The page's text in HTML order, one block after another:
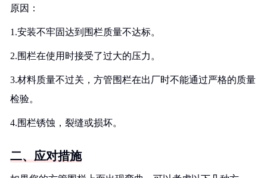
原因：
1.安装不牢固达到围栏质量不达标。
2.围栏在使用时接受了过大的压力。
3.材料质量不过关，方管围栏在出厂时不能通过严格的质量
检验。
4.围栏锈蚀，裂缝或损坏。
二、应对措施